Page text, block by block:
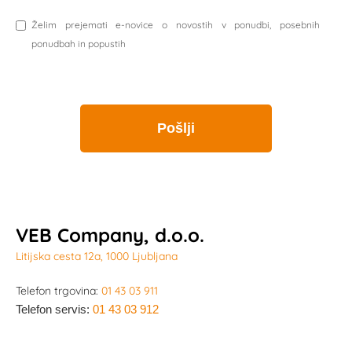
Želim prejemati e-novice o novostih v ponudbi, posebnih
ponudbah in popustih
VEB Company, d.o.o.
Litijska cesta 12a, 1000 Ljubljana
Telefon trgovina: 01 43 03 911
Telefon servis: 01 43 03 912